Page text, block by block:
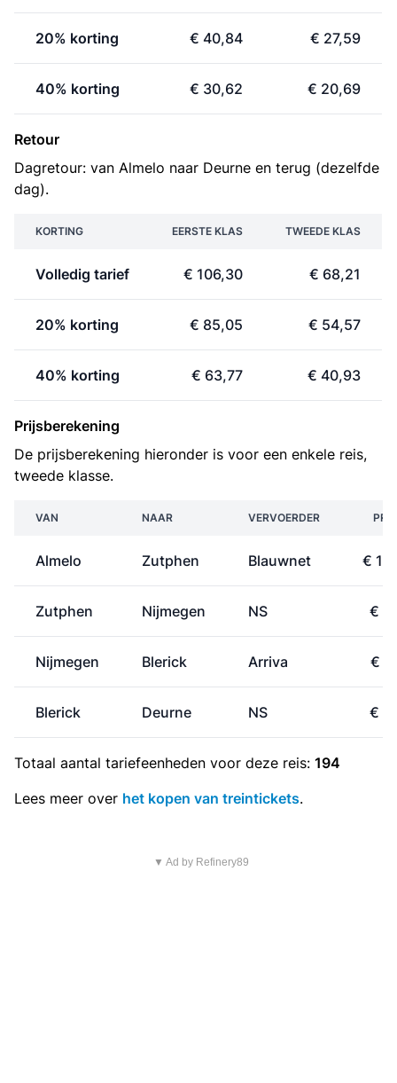
20% korting € 40,84 € 27,59
40% korting € 30,62 € 20,69
Retour
Dagretour: van Almelo naar Deurne en terug (dezelfde
dag).
KORTING EERSTE KLAS TWEEDE KLAS
Volledig tarief € 106,30 € 68,21
20% korting € 85,05 € 54,57
40% korting € 63,77 € 40,93
Prijsberekening
De prijsberekening hieronder is voor een enkele reis,
tweede klasse.
VAN NAAR VERVOERDER
Almelo Zutphen Blauwnet €
Zutphen Nijmegen NS €
Nijmegen Blerick Arriva €
Blerick Deurne NS €
Totaal aantal tariefeenheden voor deze reis: 194
Lees meer over het kopen van treintickets.
▼ Ad by Refinery89